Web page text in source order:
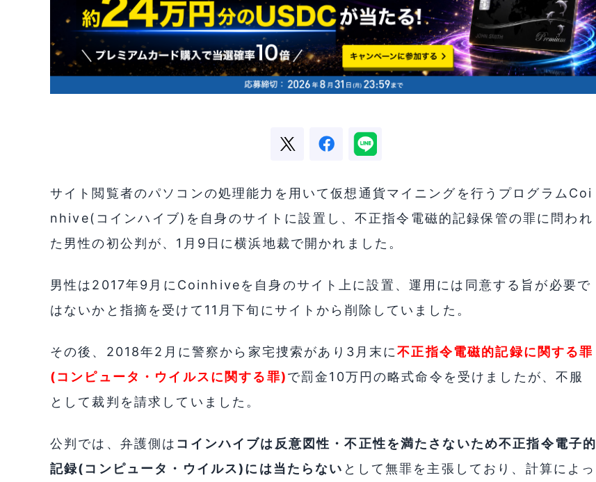
サイト閲覧者のパソコンの処理能力を用いて仮想通貨マイニングを行うプログラムCoi
nhive(コインハイブ)を自身のサイトに設置し、不正指令電磁的記録保管の罪に問われ
た男性の初公判が、1月9日に横浜地裁で開かれました。
男性は2017年9月にCoinhiveを自身のサイト上に設置、運用には同意する旨が必要で
はないかと指摘を受けて11月下旬にサイトから削除していました。
その後、2018年2月に警察から家宅捜索があり3月末に不正指令電磁的記録に関する罪
(コンピュータ・ウイルスに関する罪)で罰金10万円の略式命令を受けましたが、不服
として裁判を請求していました。
公判では、弁護側は コインハイブは反意図性・不正性を満たさないため不正指令電子的
記録(コンピュータ・ウイルス)には当たらない として無罪を主張しており、計算によっ